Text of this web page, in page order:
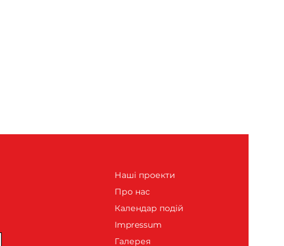
Наші проекти
Про нас
Календар подій
Impressum
Галерея